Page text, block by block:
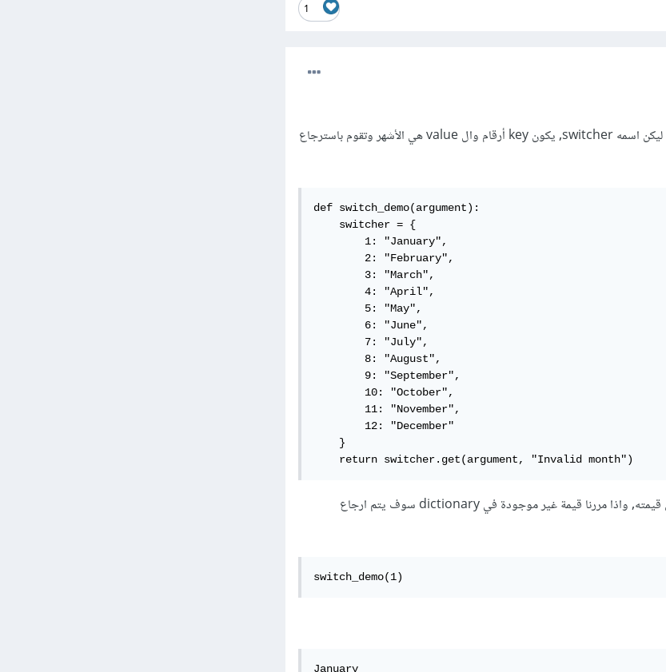
1
نقوم بعمل دالة تحتوي على dictionary ليكن اسمه switcher, يكون key أرقام وال value هي الأشهر وتقوم باسترجاع
def switch_demo(argument):
    switcher = {
        1: "January",
        2: "February",
        3: "March",
        4: "April",
        5: "May",
        6: "June",
        7: "July",
        8: "August",
        9: "September",
        10: "October",
        11: "November",
        12: "December"
    }
    return switcher.get(argument, "Invalid month")
الآن لو ممرنا لها الرقم 1 سوف نحصل على قيمته, واذا مررنا قيمة غير موجودة في dictionary سوف يتم ارجاع
switch_demo(1)
January